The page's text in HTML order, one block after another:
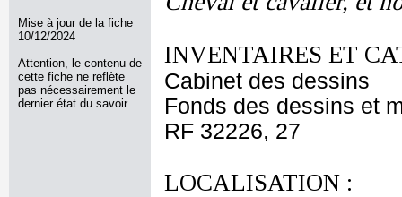
Mise à jour de la fiche
10/12/2024
Attention, le contenu de
cette fiche ne reflète
pas nécessairement le
dernier état du savoir.
INVENTAIRES ET
Cabinet des dessins
Fonds des dessins et
RF 32226, 27
LOCALISATION :